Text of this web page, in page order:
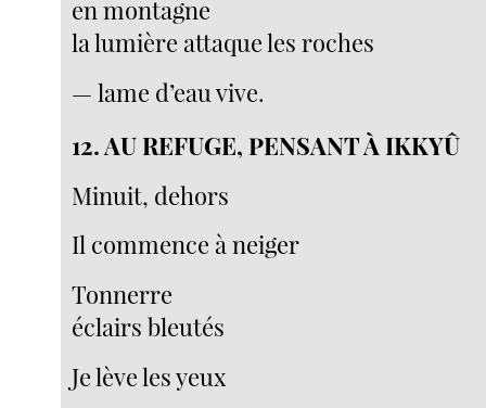
en montagne
la lumière attaque les roches
— lame d’eau vive.
12. AU REFUGE, PENSANT À IKKYÛ
Minuit, dehors
Il commence à neiger
Tonnerre
éclairs bleutés
Je lève les yeux